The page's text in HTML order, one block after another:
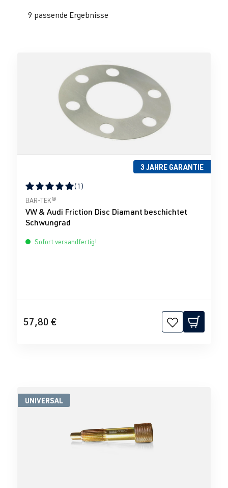
9 passende Ergebnisse
3 JAHRE GARANTIE
Durchschnittliche Bewertung von 5 von 5 Sternen
(1)
BAR-TEK®
VW & Audi Friction Disc Diamant beschichtet
Schwungrad
Sofort versandfertig!
57,80 €
UNIVERSAL